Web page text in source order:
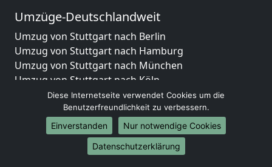
Umzüge-Deutschlandweit
Umzug von Stuttgart nach Berlin
Umzug von Stuttgart nach Hamburg
Umzug von Stuttgart nach München
Umzug von Stuttgart nach Köln
Umzug von Stuttgart nach Frankfurt am Main
Umzug von Stuttgart nach Stuttgart
Umzug von Stuttgart nach Düsseldorf
Umzug von Stuttgart nach Leipzig
Umzug von Stuttgart nach Dortmund
Diese Internetseite verwendet Cookies um die
Benutzerfreundlichkeit zu verbessern.
Einverstanden
Nur notwendige Cookies
Datenschutzerklärung